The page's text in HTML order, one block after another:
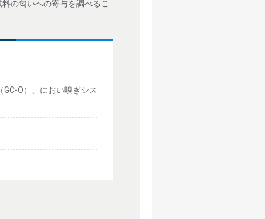
の匂いへの寄与を調べるこ
O）、におい嗅ぎシス